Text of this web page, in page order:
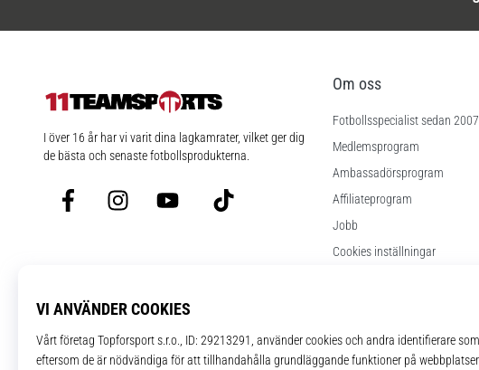
11teamsports.se
I över 16 år har vi varit dina lagkamrater, vilket ger dig
de bästa och senaste fotbollsprodukterna.
FacebookInstagramYouTubeTikTok
Om oss
Fotbollsspecialist sedan 2007
Medlemsprogram
Ambassadörsprogram
Affiliateprogram
Jobb
Cookies inställningar